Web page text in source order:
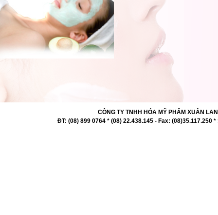
CÔNG TY TNHH HÓA MỸ PHẨM XUÂN
ĐT: (08) 899 0764 * (08) 22.438.145 - Fax: